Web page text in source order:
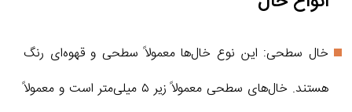
خال سطحی: این نوع خال‌ها معمولاً سطحی و قهوه‌ای رنگ
هستند. خال‌های سطحی معمولاً زیر ۵ میلی‌متر است و معمولاً